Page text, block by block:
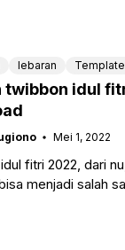
lebaran Template
twibbon idul
Mei 1, 2022
fitri 2022, dari
menjadi salah